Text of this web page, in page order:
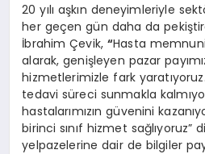
20 yılı aşkın deneyimleriyle
her geçen gün daha da
İbrahim Çevik, “Hasta
alarak, genişleyen pazar
hizmetlerimizle fark
tedavi süreci sunmakla
hastalarımızın güvenini
birinci sınıf hizmet sağlıyoruz”
yelpazelerine dair de bilgiler